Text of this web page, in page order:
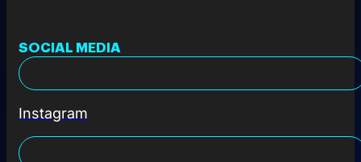
SOCIAL MEDIA
Instagram